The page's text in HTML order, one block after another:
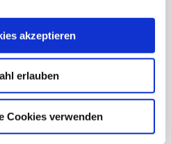
akzeptieren
erlauben
Cookies verwenden